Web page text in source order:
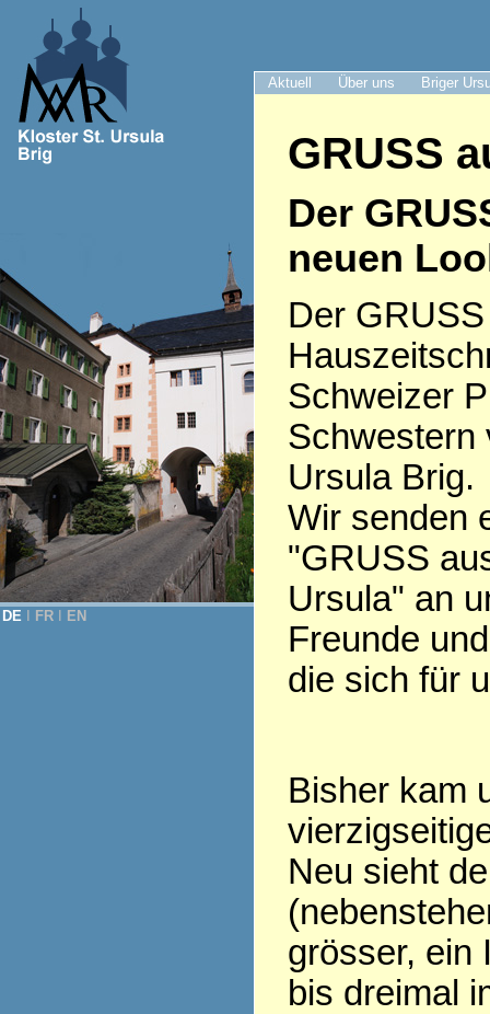
Aktuell Über uns Briger
DE FR EN
GRUSS
Der
neuen
Der
Schweizer
Schwestern
Ursula Brig.
Wir senden
"GRUSS
Ursula" an
Freunde
die sich für
Bisher kam
Neu sieht
grösser, ein
bis dreimal